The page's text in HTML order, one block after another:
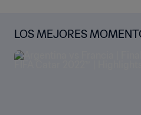
LOS MEJORES
COPA MUNDIAL